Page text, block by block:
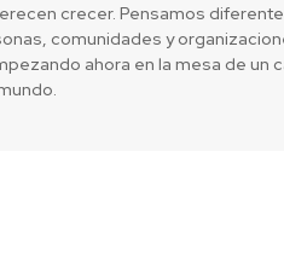
crecer. Pensamos
comunidades y
ahora en la mesa de un